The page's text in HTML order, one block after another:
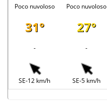
Poco nuvoloso Poco nuvoloso
31° 27°
- -
SE-12 km/h SE-5 km/h